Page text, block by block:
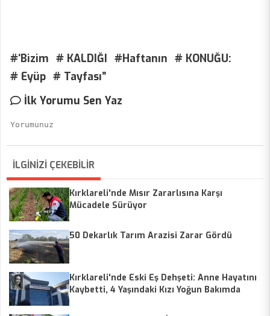
#‘Bizim # KALDIĞI #Haftanın # KONUĞU:
# Eyüp # Tayfası”
İlk Yorumu Sen Yaz
İLGİNİZİ ÇEKEBİLİR
Kırklareli'nde Mısır Zararlısına Karşı
Mücadele Sürüyor
50 Dekarlık Tarım Arazisi Zarar Gördü
Kırklareli'nde Eski Eş Dehşeti: Anne Hayatını
Kaybetti, 4 Yaşındaki Kızı Yoğun Bakımda